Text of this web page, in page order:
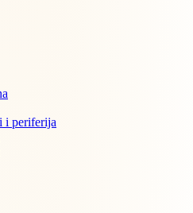
i periferija